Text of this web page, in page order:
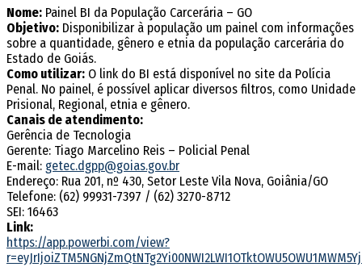
Nome: Painel BI da População Carcerária – GO
Objetivo: Disponibilizar à população um painel com informações
sobre a quantidade, gênero e etnia da população carcerária do
Estado de Goiás.
Como utilizar: O link do BI está disponível no site da Polícia
Penal. No painel, é possível aplicar diversos filtros, como Unidade
Prisional, Regional, etnia e gênero.
Canais de atendimento:
Gerência de Tecnologia
Gerente: Tiago Marcelino Reis – Policial Penal
E-mail: getec.dgpp@goias.gov.br
Endereço: Rua 201, nº 430, Setor Leste Vila Nova, Goiânia/GO
Telefone: (62) 99931-7397 / (62) 3270-8712
SEI: 16463
Link:
https://app.powerbi.com/view?